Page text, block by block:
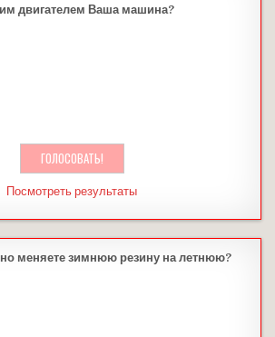
двигателем Ваша машина?
Посмотреть результаты
меняете зимнюю резину на летнюю?